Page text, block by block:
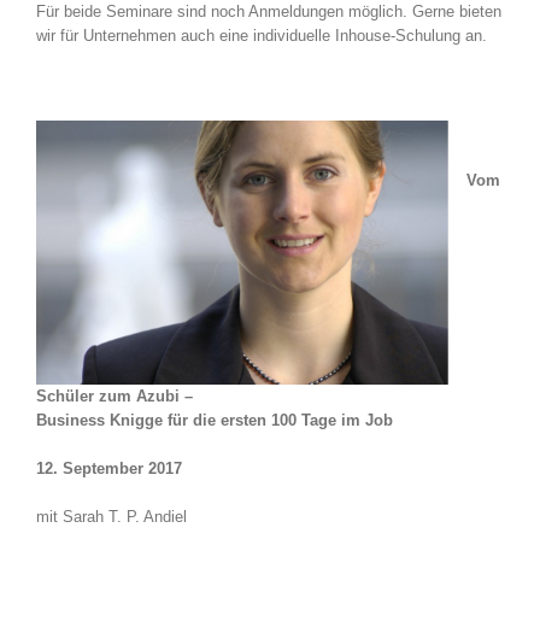
Für beide Seminare sind noch Anmeldungen möglich. Gerne bieten
wir für Unternehmen auch eine individuelle Inhouse-Schulung an.
Vom
Schüler zum Azubi –
Business Knigge für die ersten 100 Tage im Job
12. September 2017
mit Sarah T. P. Andiel